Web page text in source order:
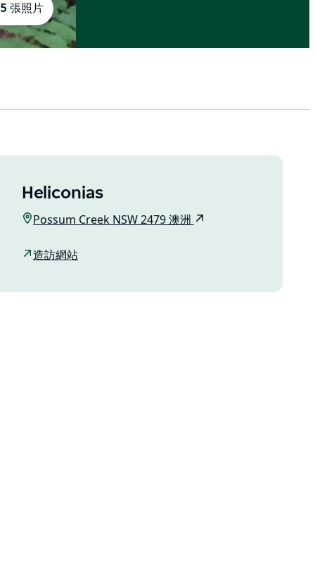
5 張照片
Heliconias
Possum Creek NSW 2479 澳洲
造訪網站